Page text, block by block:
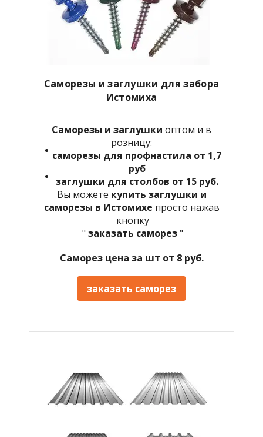
Саморезы и заглушки для забора
Истомиха
Саморезы и заглушки оптом и в
розницу:
саморезы для профнастила от 1,7
руб
заглушки для столбов от 15 руб.
Вы можете купить заглушки и
саморезы в Истомихе просто нажав
кнопку
" заказать саморез"
Саморез цена за шт от 8 руб.
заказать саморез